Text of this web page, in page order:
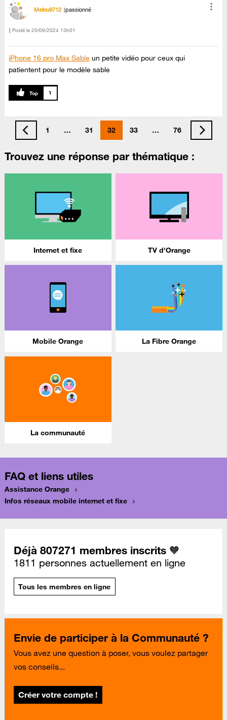
Melou9712 passionné
Posté le ‎20/09/2024 13h01
iPhone 16 pro Max Sable un petite vidéo pour ceux qui
patientent pour le modèle sable
1
1 … 31 32 33 … 76
Trouvez une réponse par thématique :
Internet et fixe TV d'Orange
Mobile Orange La Fibre Orange
La communauté
FAQ et liens utiles
Assistance Orange
Infos réseaux mobile internet et fixe
Déjà 807271 membres inscrits 🧡
1811 personnes actuellement en ligne
Tous les membres en ligne
Envie de participer à la Communauté ?
Vous avez une question à poser, vous voulez partager
vos conseils...
Créer votre compte !